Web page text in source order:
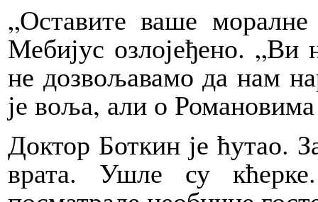
„Оставите ваше
Мебијус озлојеђено.
не дозвољавамо да нам
је воља, али о
Доктор Боткин је ћутао.
врата. Ушле су